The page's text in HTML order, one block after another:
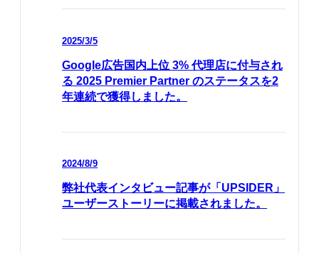
2025/3/5
Google広告国内上位 3% 代理店に付与され
る 2025 Premier Partner のステータスを2
年連続で獲得しました。
2024/8/9
弊社代表インタビュー記事が「UPSIDER」
ユーザーストーリーに掲載されました。